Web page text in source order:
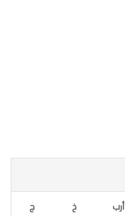
أرب خ ج